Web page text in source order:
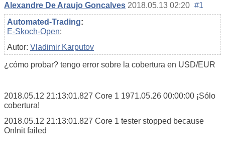
Alexandre De Araujo Goncalves 2018.05.13 02:20 #1
Automated-Trading:
E-Skoch-Open:
Autor: Vladimir Karputov
¿cómo probar? tengo error sobre la cobertura en USD/EUR
2018.05.12 21:13:01.827 Core 1 1971.05.26 00:00:00 ¡Sólo
cobertura!
2018.05.12 21:13:01.827 Core 1 tester stopped because
OnInit failed